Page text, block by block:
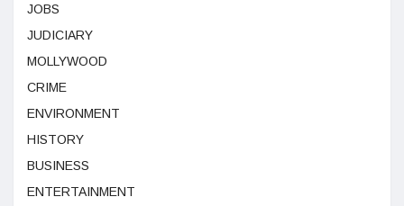
JOBS
JUDICIARY
MOLLYWOOD
CRIME
ENVIRONMENT
HISTORY
BUSINESS
ENTERTAINMENT